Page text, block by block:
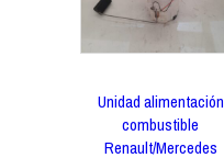
Unidad alimentación
combustible
Renault/Mercedes